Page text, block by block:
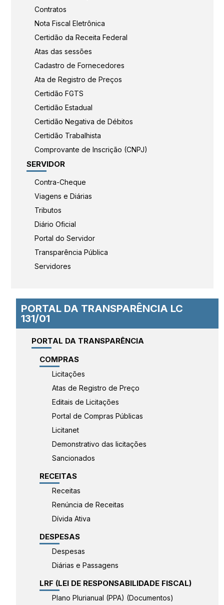
Contratos
Nota Fiscal Eletrônica
Certidão da Receita Federal
Atas das sessões
Cadastro de Fornecedores
Ata de Registro de Preços
Certidão FGTS
Certidão Estadual
Certidão Negativa de Débitos
Certidão Trabalhista
Comprovante de Inscrição (CNPJ)
SERVIDOR
Contra-Cheque
Viagens e Diárias
Tributos
Diário Oficial
Portal do Servidor
Transparência Pública
Servidores
PORTAL DA TRANSPARÊNCIA LC
131/01
PORTAL DA TRANSPARÊNCIA
COMPRAS
Licitações
Atas de Registro de Preço
Editais de Licitações
Portal de Compras Públicas
Licitanet
Demonstrativo das licitações
Sancionados
RECEITAS
Receitas
Renúncia de Receitas
Dívida Ativa
DESPESAS
Despesas
Diárias e Passagens
LRF (LEI DE RESPONSABILIDADE FISCAL)
Plano Plurianual (PPA) (Documentos)